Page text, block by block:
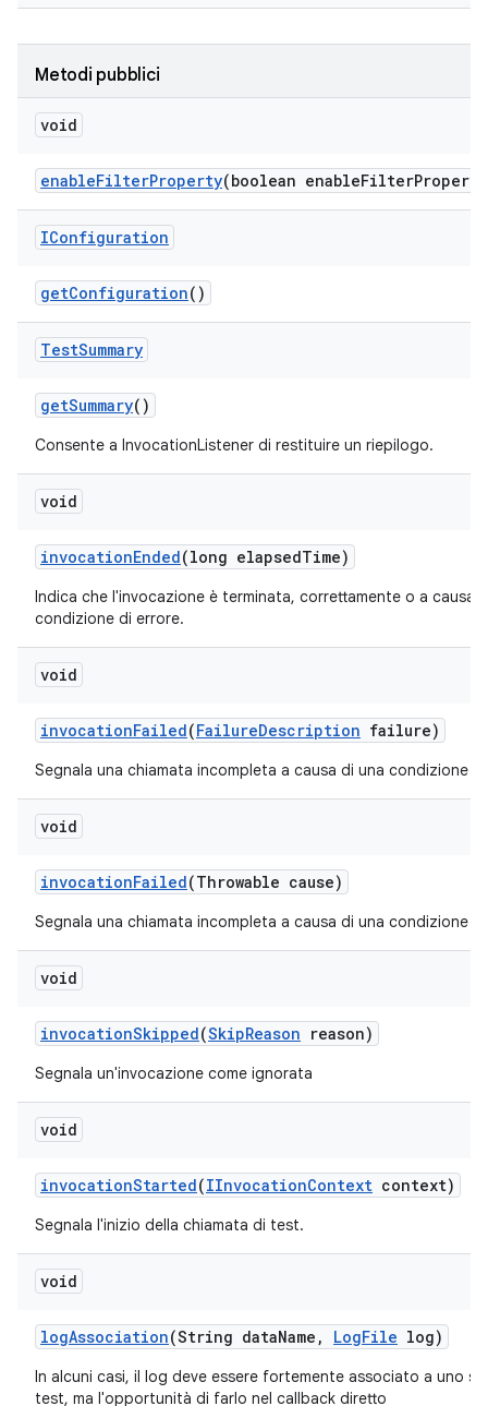
Metodi pubblici
void
enableFilterProperty(boolean enableFilter
IConfiguration
getConfiguration()
TestSummary
getSummary()
Consente a InvocationListener di restituire un riepilogo.
void
invocationEnded(long elapsedTime)
Indica che l'invocazione è terminata, correttamente o a causa
condizione di errore.
void
invocationFailed(FailureDescription failure)
Segnala una chiamata incompleta a causa di una condizione
void
invocationFailed(Throwable cause)
Segnala una chiamata incompleta a causa di una condizione
void
invocationSkipped(SkipReason reason)
Segnala un'invocazione come ignorata
void
invocationStarted(IInvocationContext context)
Segnala l'inizio della chiamata di test.
void
logAssociation(String dataName , LogFile log)
In alcuni casi, il log deve essere fortemente associato a uno
test, ma l'opportunità di farlo nel callback diretto